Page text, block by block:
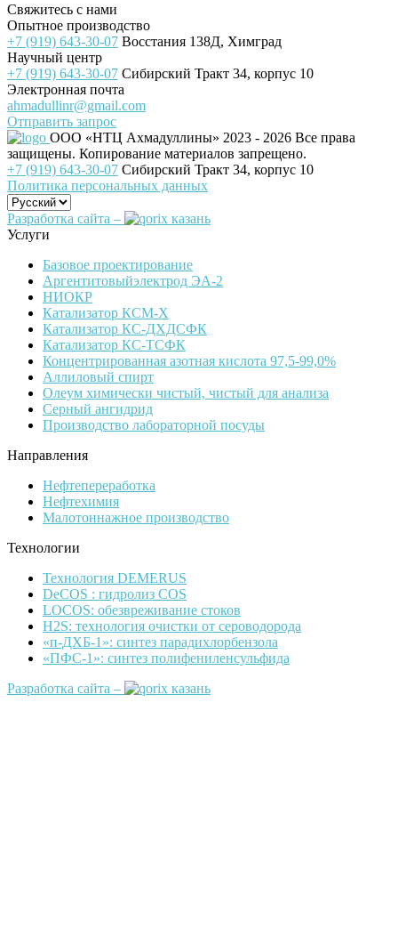
Свяжитесь с нами
Опытное производство
+7 (919) 643-30-07 Восстания 138Д, Химград
Научный центр
+7 (919) 643-30-07 Сибирский Тракт 34, корпус 10
Электронная почта
ahmadullinr@gmail.com
Отправить запрос
ООО «НТЦ Ахмадуллины» 2023 - 2026 Все права
защищены. Копирование материалов запрещено.
+7 (919) 643-30-07 Сибирский Тракт 34, корпус 10
Политика персональных данных
Разработка сайта –
Услуги
Базовое проектирование
Аргентитовыйэлектрод ЭА-2
НИОКР
Катализатор КСМ-Х
Катализатор КС-ДХДСФК
Катализатор КС-ТСФК
Концентрированная азотная кислота 97,5-99,0%
Аллиловый спирт
Олеум химически чистый, чистый для анализа
Серный ангидрид
Производство лабораторной посуды
Направления
Нефтепереработка
Нефтехимия
Малотоннажное производство
Технологии
Технология DEMERUS
DeCOS : гидролиз COS
LOCOS: обезвреживание стоков
H2S: технология очистки от сероводорода
«п-ДХБ-1»: синтез парадихлорбензола
«ПФС-1»: синтез полифениленсульфида
Разработка сайта –